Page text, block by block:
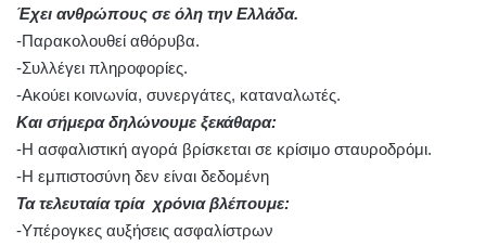
Έχει ανθρώπους σε όλη την Ελλάδα.
-Παρακολουθεί αθόρυβα.
-Συλλέγει πληροφορίες.
-Ακούει κοινωνία, συνεργάτες, καταναλωτές.
Και σήμερα δηλώνουμε ξεκάθαρα:
-Η ασφαλιστική αγορά βρίσκεται σε κρίσιμο σταυροδρόμι.
-Η εμπιστοσύνη δεν είναι δεδομένη
Τα τελευταία τρία χρόνια βλέπουμε:
-Υπέρογκες αυξήσεις ασφαλίστρων